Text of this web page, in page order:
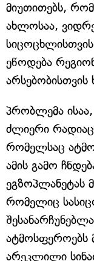
მიუთითებს,
ახლოსაა,
ეწოდება
პრობლემა
ძლიერი
რომელსაც
ამის გამო
ეგზოპლანეტას
რომელიც
ატმოსფეროებს
არეკლილი